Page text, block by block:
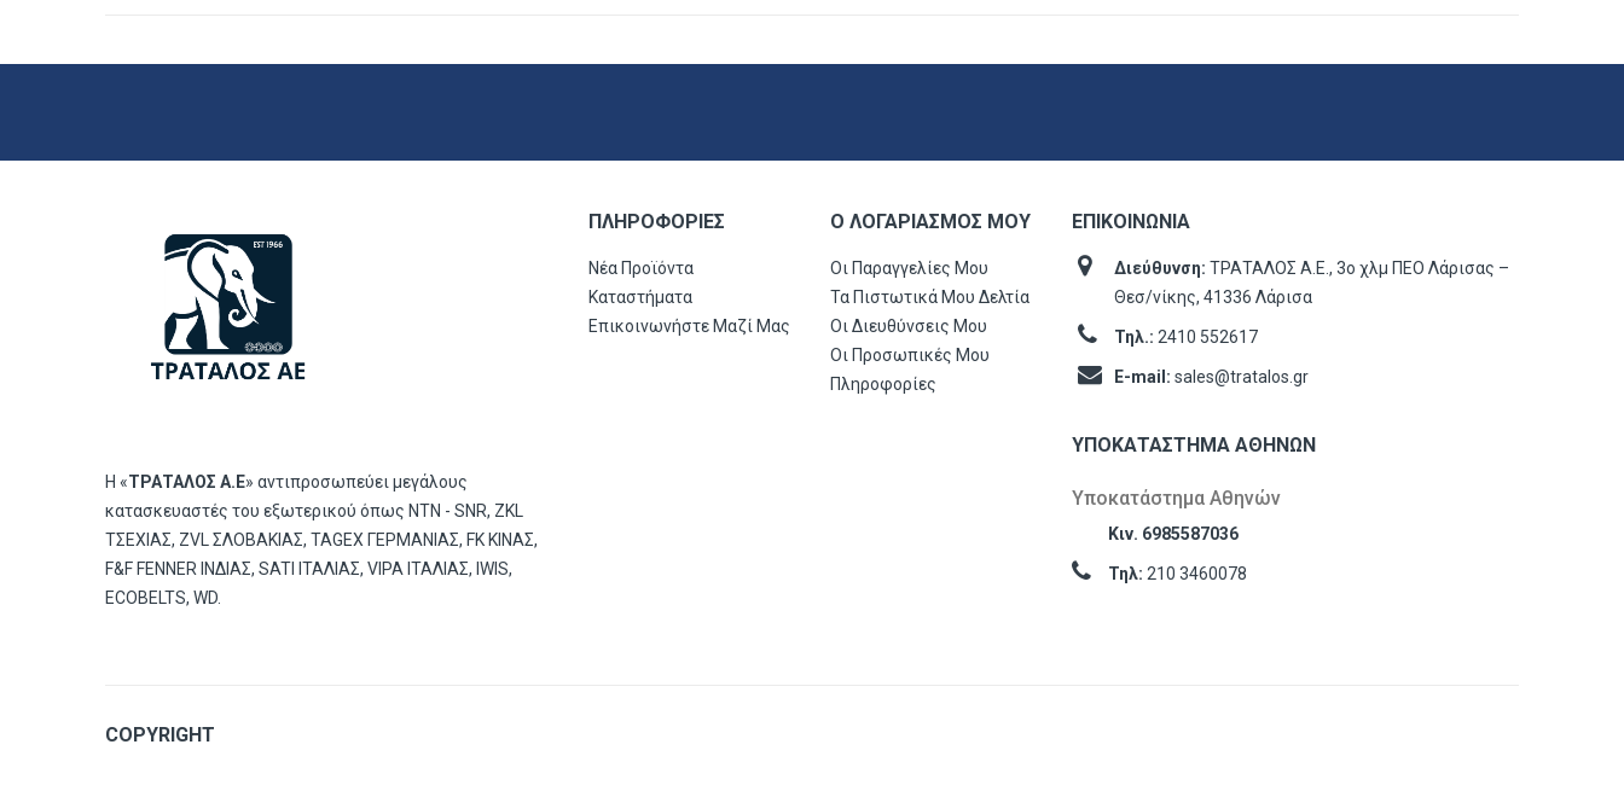
Η «ΤΡΑΤΑΛΟΣ Α.Ε» αντιπροσωπεύει μεγάλους
κατασκευαστές του εξωτερικού όπως ΝΤΝ - SNR, ZKL
ΤΣΕΧΙΑΣ, ZVL ΣΛΟΒΑΚΙΑΣ, TAGEX ΓΕΡΜΑΝΙΑΣ, FK ΚΙΝΑΣ,
F&F FENNER ΙΝΔΙΑΣ, SATI ΙΤΑΛΙΑΣ, VIPA ΙΤΑΛΙΑΣ, IWIS,
ECOBELTS, WD.
ΠΛΗΡΟΦΟΡΊΕΣ
Νέα Προϊόντα
Καταστήματα
Επικοινωνήστε Μαζί Μας
Ο ΛΟΓΑΡΙΑΣΜΌΣ ΜΟΥ
Οι Παραγγελίες Μου
Τα Πιστωτικά Μου Δελτία
Οι Διευθύνσεις Μου
Οι Προσωπικές Μου
Πληροφορίες
ΕΠΙΚΟΙΝΩΝΊΑ
Διεύθυνση: ΤΡΑΤΑΛΟΣ Α.Ε., 3ο χλμ ΠΕΟ Λάρισας –
Θεσ/νίκης, 41336 Λάρισα
Τηλ.: 2410 552617
E-mail: sales@tratalos.gr
ΥΠΟΚΑΤΆΣΤΗΜΑ ΑΘΗΝΏΝ
Υποκατάστημα Αθηνών
Κιν. 6985587036
Τηλ: 210 3460078
COPYRIGHT